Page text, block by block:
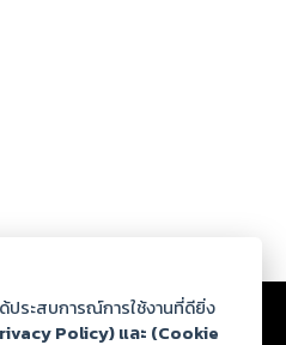
ดาวน์โหลด
ประสบการณ์การใช้งานที่ดียิ่ง
Policy) และ (Cookie